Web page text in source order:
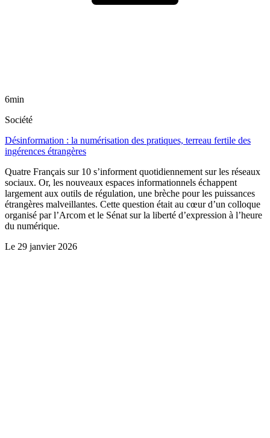
6min
Société
Désinformation : la numérisation des pratiques, terreau fertile des
ingérences étrangères
Quatre Français sur 10 s’informent quotidiennement sur les réseaux
sociaux. Or, les nouveaux espaces informationnels échappent
largement aux outils de régulation, une brèche pour les puissances
étrangères malveillantes. Cette question était au cœur d’un colloque
organisé par l’Arcom et le Sénat sur la liberté d’expression à l’heure
du numérique.
Le 29 janvier 2026